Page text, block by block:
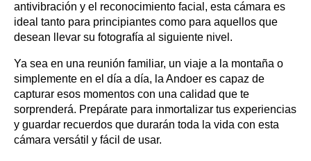
antivibración y el reconocimiento facial, esta cámara es
ideal tanto para principiantes como para aquellos que
desean llevar su fotografía al siguiente nivel.
Ya sea en una reunión familiar, un viaje a la montaña o
simplemente en el día a día, la Andoer es capaz de
capturar esos momentos con una calidad que te
sorprenderá. Prepárate para inmortalizar tus experiencias
y guardar recuerdos que durarán toda la vida con esta
cámara versátil y fácil de usar.